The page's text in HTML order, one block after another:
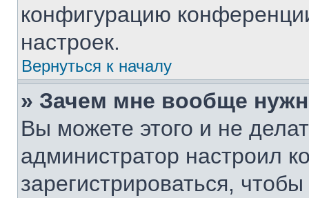
конфигурацию
настроек.
Вернуться к началу
» Зачем мне вообще
Вы можете этого и не
администратор настроил
зарегистрироваться,